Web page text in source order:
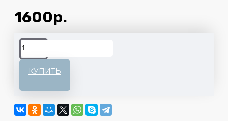
1600р.
КУПИТЬ